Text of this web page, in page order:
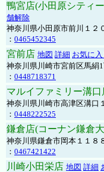
鴨宮店(小田原シティ
舗解除
神奈川県小田原市前川１２
： 0465452345
宮前店 地図 詳細 お気に
神奈川県川崎市宮前区馬絹
： 0448718371
マルイファミリー溝口
神奈川県川崎市高津区溝口
： 0448222525
鎌倉店(コーナン鎌倉
神奈川県鎌倉市岡本１１８
： 0467421422
川崎小田栄店 地図 詳細